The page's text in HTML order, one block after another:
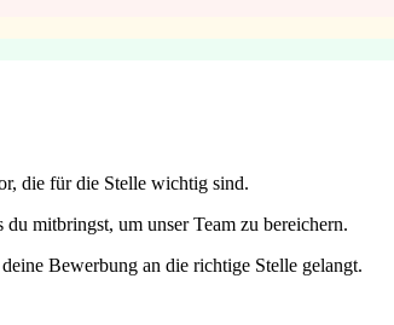
die für die Stelle wichtig sind.
mitbringst, um unser Team zu bereichern.
Bewerbung an die richtige Stelle gelangt.